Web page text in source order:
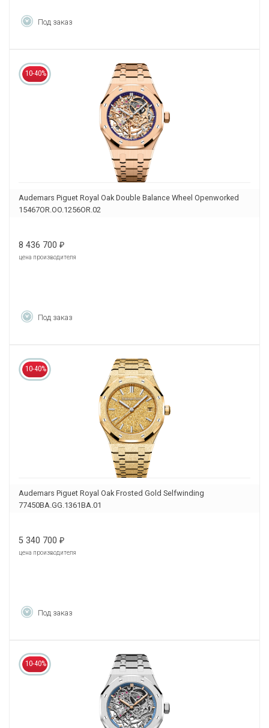
Под заказ
10-40%
Audemars Piguet Royal Oak Double Balance Wheel Openworked
15467OR.OO.1256OR.02
8 436 700 ₽
цена производителя
Под заказ
10-40%
Audemars Piguet Royal Oak Frosted Gold Selfwinding
77450BA.GG.1361BA.01
5 340 700 ₽
цена производителя
Под заказ
10-40%